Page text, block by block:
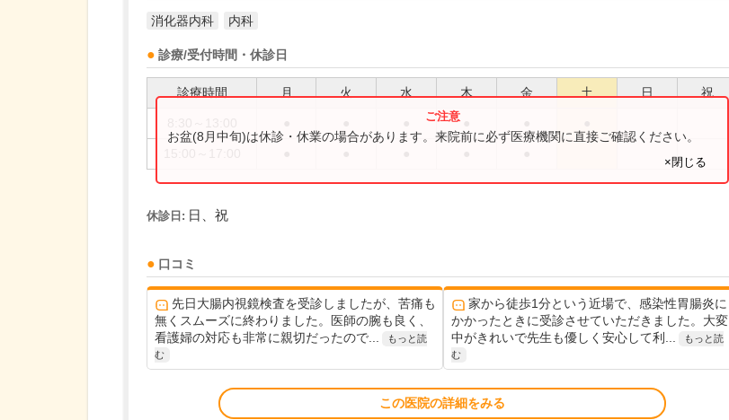
消化器内科 内科
診療/受付時間・休診日
診療時間 月 火 水 木 金 土 日 祝
お盆(8月中旬)は休診・休業の場合があります。来院前に必ず医療機関に直接ご確認ください。
×閉じる
休診日: 日、祝
口コミ
先日大腸内視鏡検査を受診しましたが、苦痛も
無くスムーズに終わりました。医師の腕も良く、
看護婦の対応も非常に親切だったので...
もっと読
む
家から徒歩1分という近場で、感染性胃腸炎に
かかったときに受診させていただきました。大変
中がきれいで先生も優しく安心して利...
もっと読
む
この医院の詳細をみる